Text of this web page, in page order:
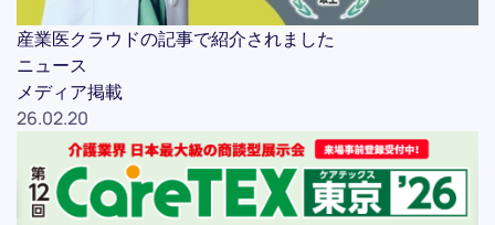
産業医クラウドの記事で紹介されました
ニュース
メディア掲載
26.02.20